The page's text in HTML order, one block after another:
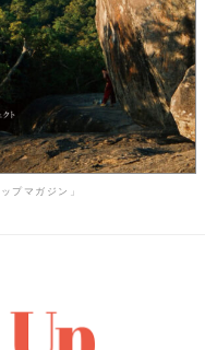
プマガジン」